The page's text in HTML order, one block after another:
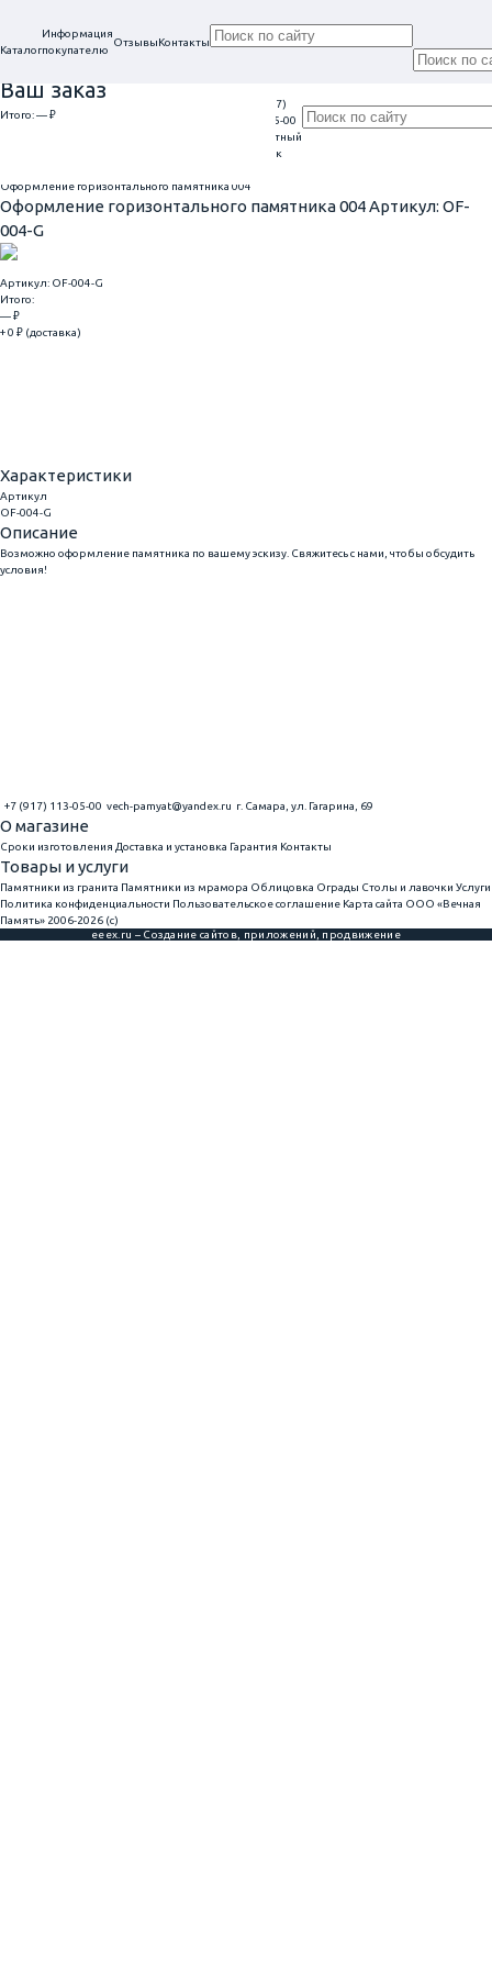
Каталог
Информация
покупателю
ОтзывыКонтакты
Ваш заказ
Итого:— ₽
Проконсультируем
+7 (917)
113-05-00
Обратный
звонок
Оформление горизонтального памятника 004
Оформление горизонтального памятника 004Артикул: OF-
004-G
Артикул: OF-004-G
Итого:
— ₽
+ 0 ₽ (доставка)
Характеристики
Артикул
OF-004-G
Описание
Возможно оформление памятника по вашему эскизу. Свяжитесь с нами, чтобы обсудить
условия!
+7 (917) 113-05-00 vech-pamyat@yandex.ru г. Самара, ул. Гагарина, 69
О магазине
Сроки изготовления Доставка и установка Гарантия Контакты
Товары и услуги
Памятники из гранита Памятники из мрамора Облицовка Ограды Столы и лавочки Услуги
Политика конфиденциальности Пользовательское соглашение Карта сайта ООО «Вечная
Память» 2006-2026 (с)
eeex.ru – Создание сайтов, приложений, продвижение